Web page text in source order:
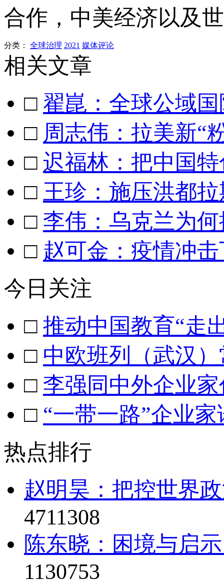
合作，中美经济以及
分类： 全球治理 2021 媒体评论
相关文章
□ 翟崑：全球公域
□ 周志伟：拉美新“
□ 迟福林：把中国
□ 王珍：施压洪都
□ 李伟：乌克兰为
□ 赵可金：疫情冲
今日关注
□ 推动中国教育“走
□ 中欧班列（武汉
□ 李强同中外企业
□ “一带一路”企业
热点排行
赵明昊：把控世界
4711308
陈东晓：困境与启
1130753